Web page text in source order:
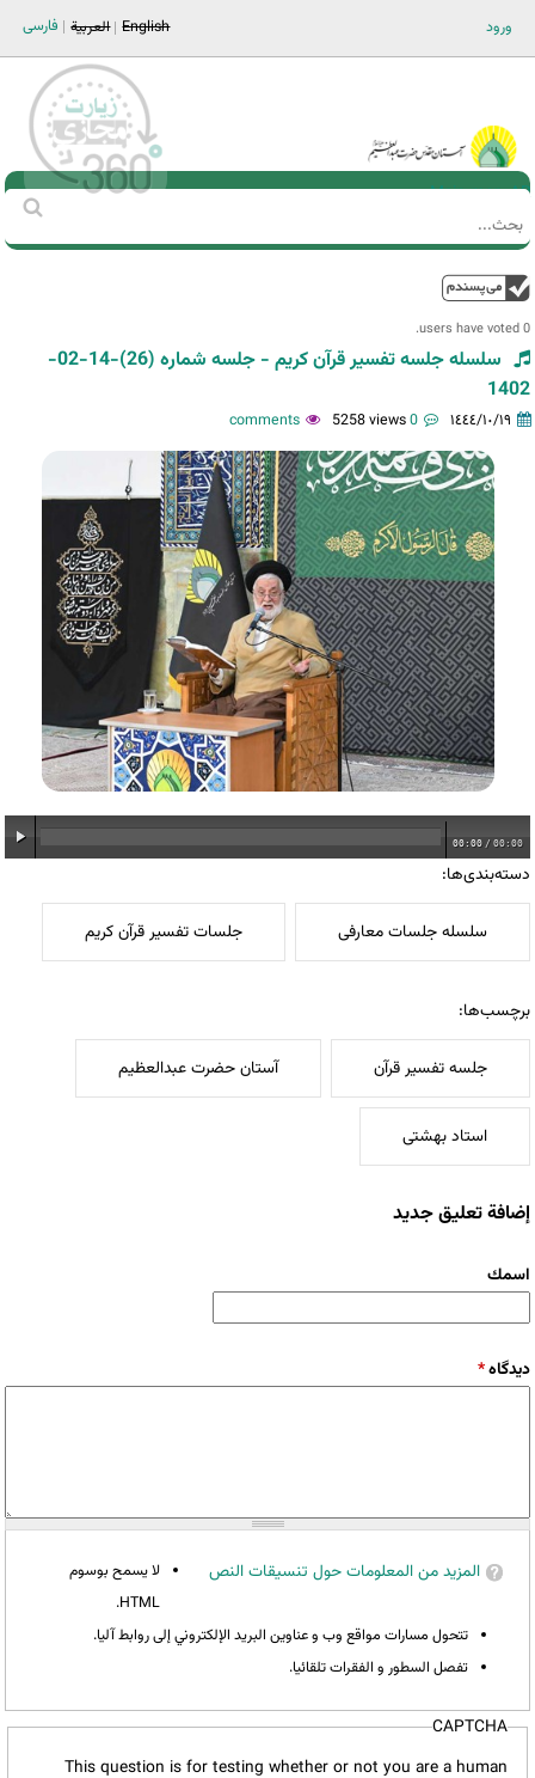
ورود فارسی العربية English
Main men-AR
استمارة
‏
0 users have voted.
سلسله جلسه تفسیر قرآن کریم - جلسه شماره (26)-14-02-
1402
١٤٤٤/١٠/١٩ 0 comments
5258 views
00:00 / 00:00
دسته‌بندی‌ها:
سلسله جلسات معارفی جلسات تفسیر قرآن کریم
برچسب‌ها:
جلسه تفسیر قرآن آستان حضرت عبدالعظیم
استاد بهشتی
إضافة تعليق جديد
‏اسمك ‏
‏دیدگاه ‏*
المزيد من المعلومات حول تنسيقات النص
لا يسمح بوسوم
HTML.
تتحول مسارات مواقع وب و عناوين البريد الإلكتروني إلى روابط آليا.
تفصل السطور و الفقرات تلقائيا.
CAPTCHA
This question is for testing whether or not you are a human